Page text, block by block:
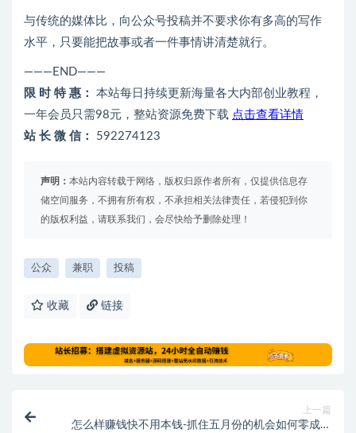
与传统的媒体比，向公众号投稿并不要求你有多高的写作
水平，只要能把故事或者一件事情讲清楚就行。
———END———
限 时 特 惠： 本站每日持续更新海量各大内部创业教程，
一年会员只需98元，整站资源免费下载 点击查看详情
站 长 微 信： 592274123
声明： 本站内容转载于网络，版权归原作者所有，仅提供信息存
储空间服务，不拥有所有权，不承担相关法律责任，若侵犯到你
的版权利益，请联系我们，会尽快给予删除处理！
公众 兼职 投稿
收藏 链接
上一篇
怎么样赚钱快不用本钱-抓住五月份的机会如何零成本